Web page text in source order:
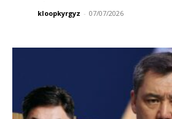
kloopkyrgyz - 07/07/2026